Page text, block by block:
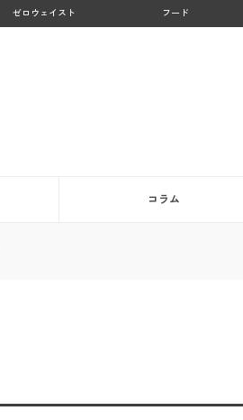
ゼロウェイスト フード
コラム